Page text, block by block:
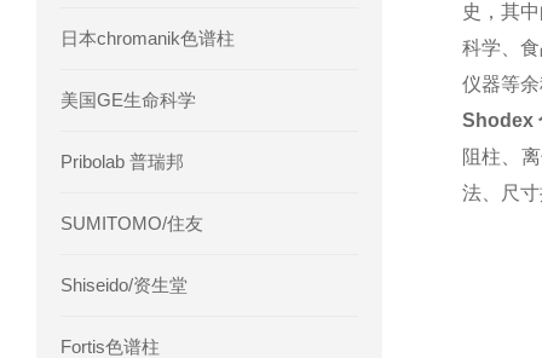
日本chromanik色谱柱
美国GE生命科学
Pribolab 普瑞邦
SUMITOMO/住友
Shiseido/资生堂
Fortis色谱柱
史，其
科学、
仪器等
Shodex
阻柱、
法、尺